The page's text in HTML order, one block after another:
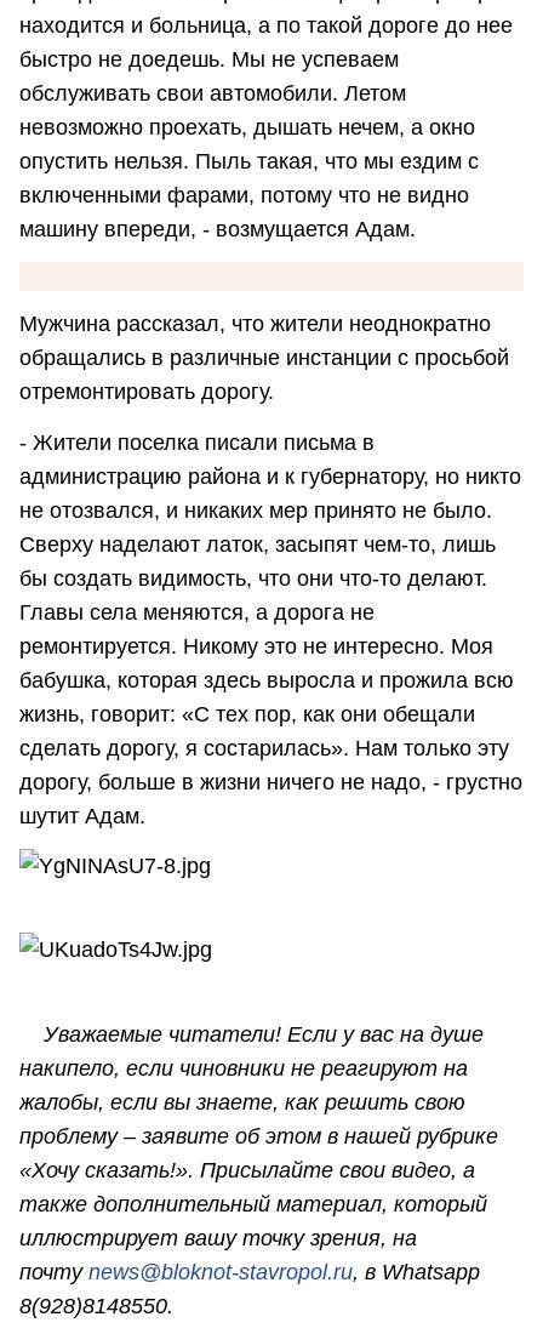
находится и больница, а по такой дороге до нее
быстро не доедешь. Мы не успеваем
обслуживать свои автомобили. Летом
невозможно проехать, дышать нечем, а окно
опустить нельзя. Пыль такая, что мы ездим с
включенными фарами, потому что не видно
машину впереди, - возмущается Адам.
Мужчина рассказал, что жители неоднократно
обращались в различные инстанции с просьбой
отремонтировать дорогу.
- Жители поселка писали письма в
администрацию района и к губернатору, но никто
не отозвался, и никаких мер принято не было.
Сверху наделают латок, засыпят чем-то, лишь
бы создать видимость, что они что-то делают.
Главы села меняются, а дорога не
ремонтируется. Никому это не интересно. Моя
бабушка, которая здесь выросла и прожила всю
жизнь, говорит: «С тех пор, как они обещали
сделать дорогу, я состарилась». Нам только эту
дорогу, больше в жизни ничего не надо, - грустно
шутит Адам.
Уважаемые читатели! Если у вас на душе
накипело, если чиновники не реагируют на
жалобы, если вы знаете, как решить свою
проблему – заявите об этом в нашей рубрике
«Хочу сказать!». Присылайте свои видео, а
также дополнительный материал, который
иллюстрирует вашу точку зрения, на
почту news@bloknot-stavropol.ru, в Whatsapp
8(928)8148550.